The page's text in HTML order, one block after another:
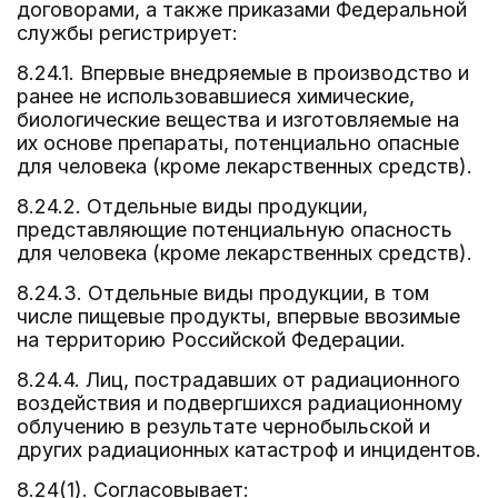
договорами, а также приказами Федеральной
службы регистрирует:
8.24.1. Впервые внедряемые в производство и
ранее не использовавшиеся химические,
биологические вещества и изготовляемые на
их основе препараты, потенциально опасные
для человека (кроме лекарственных средств).
8.24.2. Отдельные виды продукции,
представляющие потенциальную опасность
для человека (кроме лекарственных средств).
8.24.3. Отдельные виды продукции, в том
числе пищевые продукты, впервые ввозимые
на территорию Российской Федерации.
8.24.4. Лиц, пострадавших от радиационного
воздействия и подвергшихся радиационному
облучению в результате чернобыльской и
других радиационных катастроф и инцидентов.
8.24(1). Согласовывает: